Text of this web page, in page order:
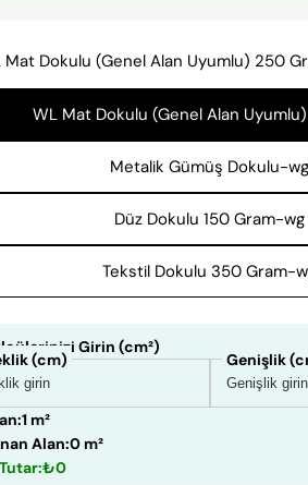
Mat Dokulu (Genel Alan Uyumlu) 250
WL Mat Dokulu (Genel Alan
Metalik Gümüş Dokulu-wg
Düz Dokulu 150 Gram-wg
Tekstil Dokulu 350 Gram-
Girin (cm²)
(cm) Genişlik
1 m²
Alan:0 m²
₺0
SORU GÖNDER